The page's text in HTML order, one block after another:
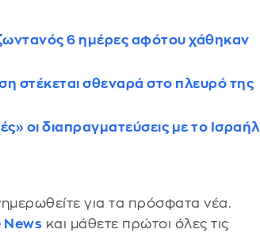
6 ημέρες αφότου χάθηκαν
στέκεται σθεναρά στο πλευρό της
οι διαπραγματεύσεις με το Ισραήλ
για τα πρόσφατα νέα.
News και μάθετε πρώτοι όλες τις